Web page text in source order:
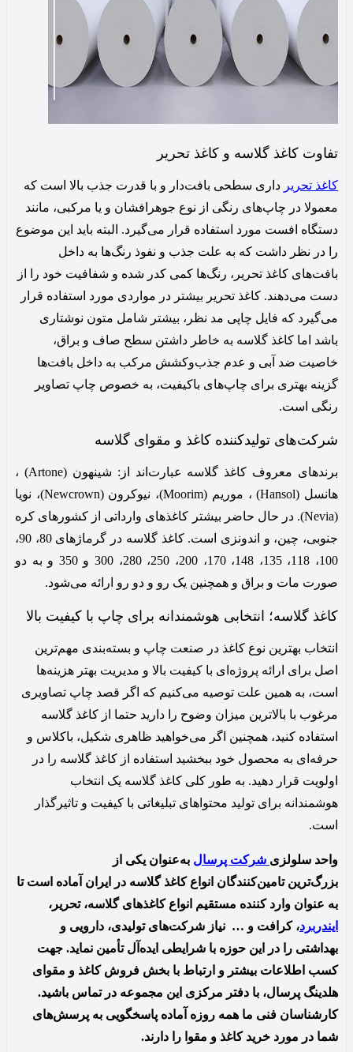
تفاوت کاغذ گلاسه و کاغذ تحریر
کاغذ تحریر داری سطحی بافت‌دار و با قدرت جذب بالا است که
معمولا در چاپ‌های رنگی از نوع جوهرافشان و یا مرکبی، مانند
دستگاه افست مورد استفاده قرار می‌گیرد. البته باید این موضوع
را در نظر داشت که به علت جذب و نفوذ رنگ‌ها به داخل
بافت‌های کاغذ تحریر، رنگ‌ها کمی کدر شده و شفافیت خود را از
دست می‌دهند. کاغذ تحریر بیشتر در مواردی مورد استفاده قرار
می‌گیرد که فایل چاپی مد نظر، بیشتر شامل متون نوشتاری
باشد اما کاغذ گلاسه به‌ خاطر داشتن سطح صاف و براق،
خاصیت ضد آبی و عدم جذب‌وکشش مرکب به داخل بافت‌ها
گزینه بهتری برای چاپ‌های باکیفیت، به خصوص چاپ تصاویر
رنگی است.
شرکت‌های تولیدکننده کاغذ و مقوای گلاسه
برندهای معروف کاغذ گلاسه عبارت‌اند از: شینهون (Artone) ،
هانسل (Hansol) ، موریم (Moorim)، نیوکرون (Newcrown)، نویا
(Nevia). در حال حاضر بیشتر کاغذهای وارداتی از کشورهای کره
جنوبی، چین، و اندونزی است. کاغذ گلاسه در گرماژهای 80، 90،
100، 118، 135، 148، 170، 200، 250، 280، 300 و 350 و به دو
صورت مات و براق و همچنین یک رو و دو رو ارائه می‌شود.
کاغذ گلاسه؛ انتخابی هوشمندانه برای چاپ با کیفیت بالا
انتخاب بهترین نوع کاغذ در صنعت چاپ و بسته‌بندی مهم‌ترین
اصل برای ارائه پروژه‌ای با کیفیت بالا و مدیریت بهتر هزینه‌ها
است، به همین علت توصیه می‌کنیم که اگر قصد چاپ تصاویری
مرغوب با بالاترین میزان وضوح را دارید حتما از کاغذ گلاسه
استفاده کنید، همچنین اگر می‌خواهید ظاهری شکیل‌، باکلاس و
حرفه‌ای به محصول خود ببخشید استفاده از کاغذ گلاسه را در
اولویت قرار دهید. به طور کلی کاغذ گلاسه یک انتخاب
هوشمندانه برای تولید محتواهای تبلیغاتی با کیفیت و تاثیرگذار
است.
واحد سلولزی شرکت پرسال به‌عنوان یکی از
بزرگ‌ترین تامین‌کنندگان انواع کاغذ گلاسه در ایران آماده است تا
به عنوان وارد کننده مستقیم انواع کاغذهای گلاسه، تحریر،
ایندربرد، کرافت و … نیاز شرکت‌های تولیدی، دارویی و
بهداشتی را در این حوزه با شرایطی ایده‌آل تأمین نماید. جهت
کسب اطلاعات بیشتر و ارتباط با بخش فروش کاغذ و مقوای
هلدینگ پرسال، با دفتر مرکزی این مجموعه در تماس باشید.
کارشناسان فنی ما همه روزه آماده پاسخگویی به پرسش‌های
شما در مورد خرید کاغذ و مقوا را دارند.